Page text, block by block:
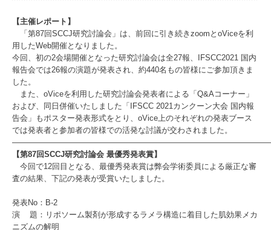
【主催レポート】
「第87回SCCJ研究討論会」は、前回に引き続きzoomとoViceを利
用したWeb開催となりました。
今回、初の2会場開催となった研究討論会は全27報、IFSCC2021 国内
報告会では26報の演題が発表され、約440名もの皆様にご参加頂きま
した。
また、oViceを利用した研究討論会発表者による「Q&Aコーナー」
および、同日併催いたしました「IFSCC 2021カンクーン大会 国内報
告会」もポスター発表形式をとり、oVice上のそれぞれの発表ブース
では発表者と参加者の皆様での活発な討議が交わされました。
【第87回SCCJ研究討論会 最優秀発表賞】
今回で12回目となる、最優秀発表賞は弊会学術委員による厳正な審
査の結果、下記の発表が受賞いたしました。
発表No：B-2
演 題：リポソーム製剤が形成するラメラ構造に着目した肌効果メカ
ニズムの解明